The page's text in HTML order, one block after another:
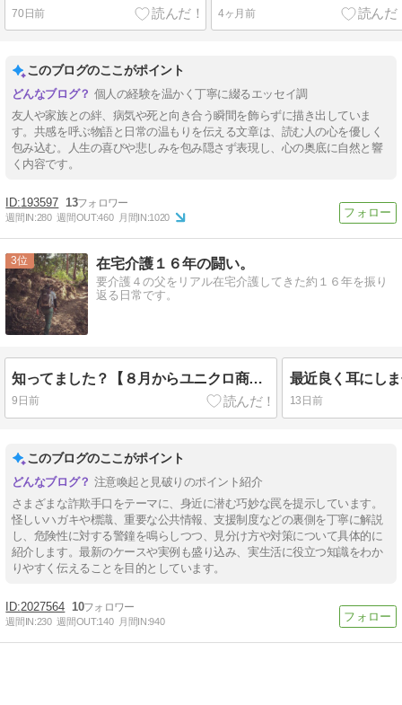
70日前 4ヶ月前
このブログのここがポイント
個人の経験を温かく丁寧に綴るエッセイ調
友人や家族との絆、病気や死と向き合う瞬間を飾らずに描き出していま
す。共感を呼ぶ物語と日常の温もりを伝える文章は、読む人の心を優しく
包み込む。人生の喜びや悲しみを包み隠さず表現し、心の奥底に自然と響
く内容です。
193597 13
週間IN:280 週間OUT:460 月間IN:1020
3 在宅介護１６年の闘い。
要介護４の父をリアル在宅介護してきた約１６年を振り
返る日常です。
知ってました？【８月からユニクロ商品が１着１０００円値上がりします！】
9日前 13日前
このブログのここがポイント
注意喚起と見破りのポイント紹介
さまざまな詐欺手口をテーマに、身近に潜む巧妙な罠を提示しています。
怪しいハガキや標識、重要な公共情報、支援制度などの裏側を丁寧に解説
し、危険性に対する警鐘を鳴らしつつ、見分け方や対策について具体的に
紹介します。最新のケースや実例も盛り込み、実生活に役立つ知識をわか
りやすく伝えることを目的としています。
2027564 10
週間IN:230 週間OUT:140 月間IN:940